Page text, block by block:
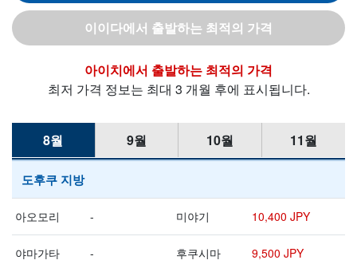
이이다
아이치
최저 가격 정보는 최대 3 개월 후에 표시됩니다.
8월 9월 10월 11월
도후쿠 지방
아오모리 - 미야기 10,400 JPY
야마가타 - 후쿠시마 9,500 JPY